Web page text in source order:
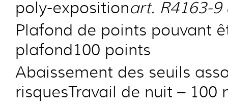
poly-expositionart. R4163-9
Plafond de points pouvant
plafond100 points
Abaissement des seuils
risquesTravail de nuit – 100